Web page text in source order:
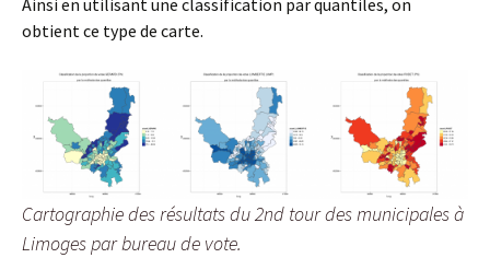
obtient ce type de carte.
Cartographie des résultats du 2nd tour des municipales à
Limoges par bureau de vote.